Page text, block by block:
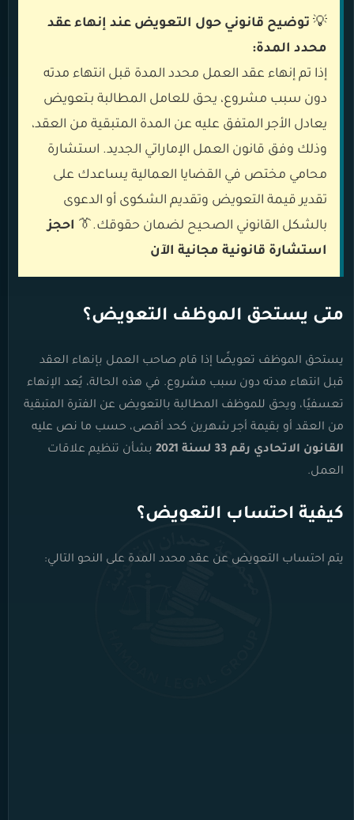
💡 توضيح قانوني حول التعويض عند إنهاء عقد
محدد المدة:
إذا تم إنهاء عقد العمل محدد المدة قبل انتهاء مدته
دون سبب مشروع، يحق للعامل المطالبة بـتعويض
يعادل الأجر المتفق عليه عن المدة المتبقية من العقد،
وذلك وفق قانون العمل الإماراتي الجديد. استشارة
محامي مختص في القضايا العمالية يساعدك على
تقدير قيمة التعويض وتقديم الشكوى أو الدعوى
بالشكل القانوني الصحيح لضمان حقوقك.👔
احجز
استشارة قانونية مجانية الآن
متى يستحق الموظف التعويض؟
يستحق الموظف تعويضًا إذا قام صاحب العمل بإنهاء العقد
قبل انتهاء مدته دون سبب مشروع. في هذه الحالة، يُعد الإنهاء
تعسفيًا، ويحق للموظف المطالبة بالتعويض عن الفترة المتبقية
من العقد أو بقيمة أجر شهرين كحد أقصى، حسب ما نص عليه
القانون الاتحادي رقم 33 لسنة 2021
بشأن تنظيم علاقات
العمل.
كيفية احتساب التعويض؟
يتم احتساب التعويض عن عقد محدد المدة على النحو التالي: